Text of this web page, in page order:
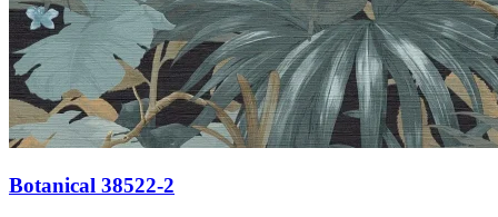
Botanical 38522-2